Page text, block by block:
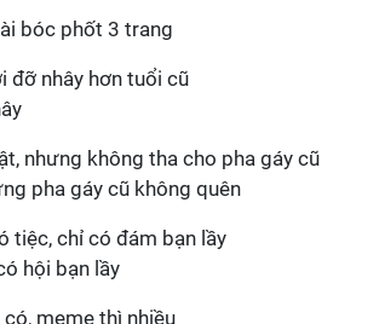
bóc phốt 3 trang
pha gáy cũ không quên
hội bạn lầy